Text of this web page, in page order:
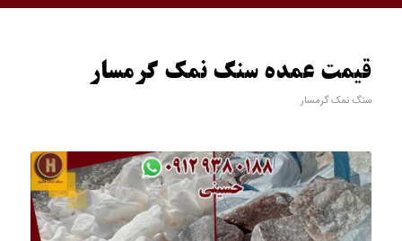
قیمت عمده سنگ نمک گرمسار
سنگ نمک گرمسار